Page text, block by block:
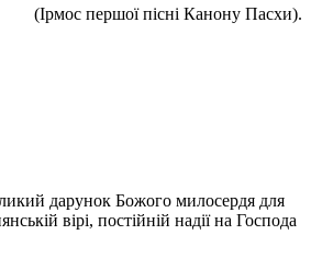
(Ірмос першої пісні Канону Пасхи).
дарунок Божого милосердя для
вірі, постійній надії на Господа